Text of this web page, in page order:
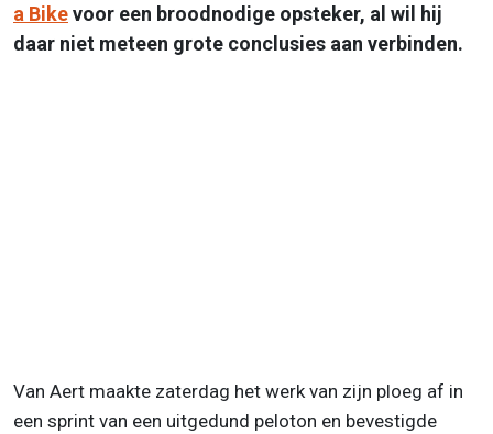
a Bikevoor een broodnodige opsteker, al wil hij
daar niet meteen grote conclusies aan verbinden.
Van Aert maakte zaterdag het werk van zijn ploeg af in
een sprint van een uitgedund peloton en bevestigde